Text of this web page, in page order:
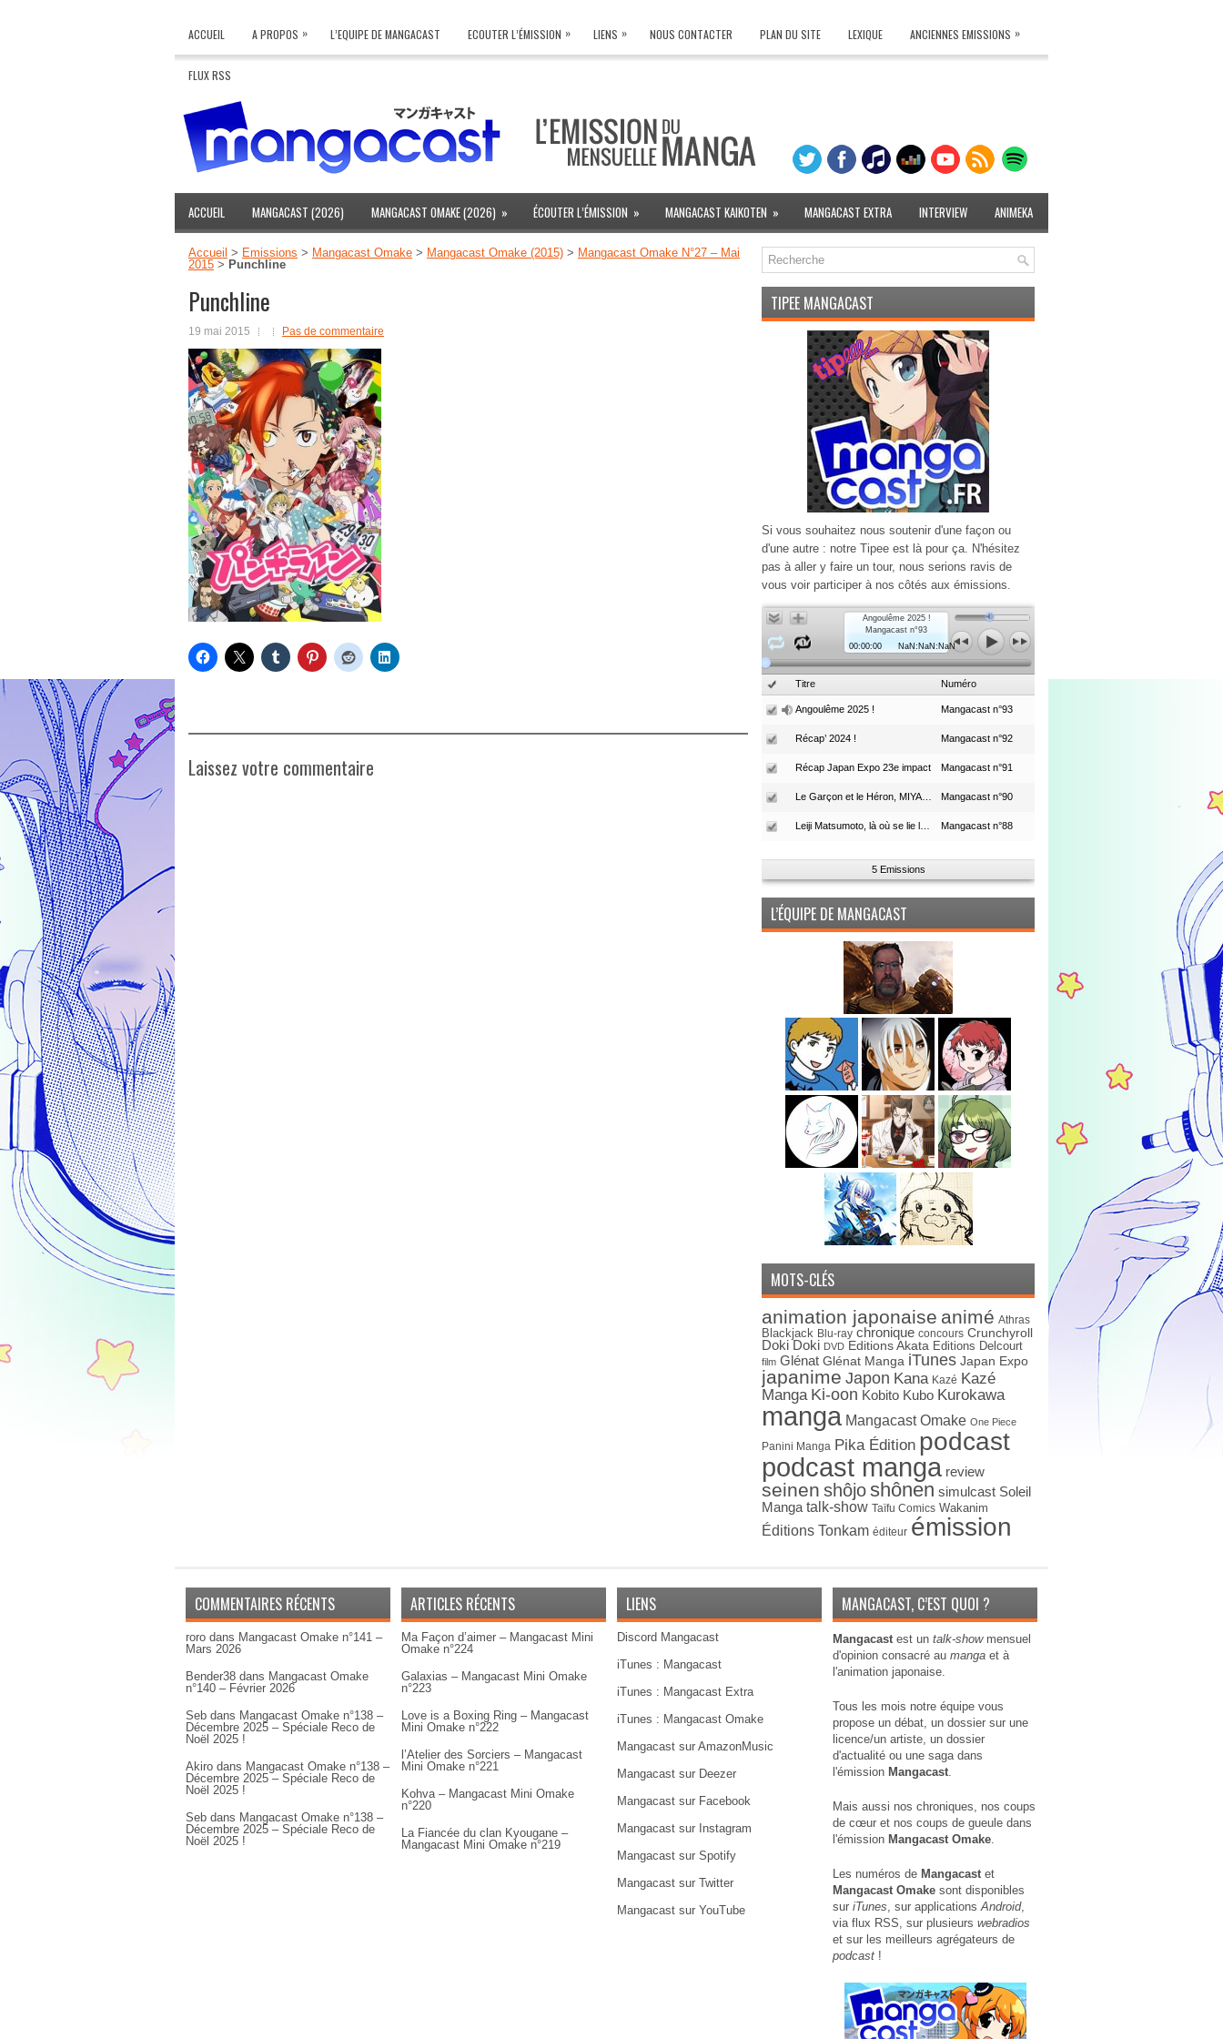
ACCUEIL A PROPOS » L’EQUIPE DE MANGACAST ECOUTER L’ÉMISSION » LIENS » NOUS CONTACTER PLAN DU SITE LEXIQUE ANCIENNES EMISSIONS »
FLUX RSS
ACCUEIL MANGACAST (2026) MANGACAST OMAKE (2026) » ÉCOUTER L’ÉMISSION » MANGACAST KAIKOTEN » MANGACAST EXTRA INTERVIEW ANIMEKA
Accueil > Emissions > Mangacast Omake > Mangacast Omake (2015) > Mangacast Omake N°27 – Mai
2015 > Punchline
Punchline
19 mai 2015 Pas de commentaire
Laissez votre commentaire
TIPEE MANGACAST
Si vous souhaitez nous soutenir d'une façon ou
d'une autre : notre Tipee est là pour ça. N'hésitez
pas à aller y faire un tour, nous serions ravis de
vous voir participer à nos côtés aux émissions.
Angoulême 2025 !
Mangacast n°93
00:00:00
NaN:NaN:NaN
Titre Numéro
Angoulême 2025 ! Mangacast n°93
Récap’ 2024 ! Mangacast n°92
Récap Japan Expo 23e impact Mangacast n°91
Mangacast n°90
Mangacast n°88
5 Emissions
L’ÉQUIPE DE MANGACAST
MOTS-CLÉS
animation japonaise animé Athras
Blackjack Blu-ray chronique concours Crunchyroll
Doki Doki DVD Editions Akata Editions Delcourt
film Glénat Glénat Manga iTunes Japan Expo
japanime Japon Kana Kazé Kazé
Manga Ki-oon Kobito Kubo Kurokawa
manga Mangacast Omake One Piece
Panini Manga Pika Édition podcast
podcast manga review
seinen shôjoshônen simulcast Soleil
Manga talk-show Taïfu Comics Wakanim
Éditions Tonkam éditeur émission
COMMENTAIRES RÉCENTS
roro dans Mangacast Omake n°141 –
Mars 2026
Bender38 dans Mangacast Omake
n°140 – Février 2026
Seb dans Mangacast Omake n°138 –
Décembre 2025 – Spéciale Reco de
Noël 2025 !
Akiro dans Mangacast Omake n°138 –
Décembre 2025 – Spéciale Reco de
Noël 2025 !
Seb dans Mangacast Omake n°138 –
Décembre 2025 – Spéciale Reco de
Noël 2025 !
ARTICLES RÉCENTS
Ma Façon d’aimer – Mangacast Mini
Omake n°224
Galaxias – Mangacast Mini Omake
n°223
Love is a Boxing Ring – Mangacast
Mini Omake n°222
l’Atelier des Sorciers – Mangacast
Mini Omake n°221
Kohva – Mangacast Mini Omake
n°220
La Fiancée du clan Kyougane –
Mangacast Mini Omake n°219
LIENS
Discord Mangacast
iTunes : Mangacast
iTunes : Mangacast Extra
iTunes : Mangacast Omake
Mangacast sur AmazonMusic
Mangacast sur Deezer
Mangacast sur Facebook
Mangacast sur Instagram
Mangacast sur Spotify
Mangacast sur Twitter
Mangacast sur YouTube
MANGACAST, C’EST QUOI ?
Mangacastest un talk-showmensuel
d'opinion consacré au manga et à
l'animation japonaise.
Tous les mois notre équipe vous
propose un débat, un dossier sur une
licence/un artiste, un dossier
d'actualité ou une saga dans
l'émission Mangacast.
Mais aussi nos chroniques, nos coups
de cœur et nos coups de gueule dans
l'émission Mangacast Omake.
Les numéros de Mangacastet
Mangacast Omake sont disponibles
sur iTunes, sur applicationsAndroid,
via flux RSS, sur plusieurs webradios
et sur les meilleurs agrégateurs de
podcast !